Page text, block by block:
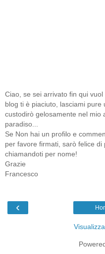
Ciao, se sei arrivato fin qui
blog ti è piaciuto, lasciami pure
custodirò gelosamente nel mio
paradiso...
Se Non hai un profilo e
per favore firmati, sarò felice di
chiamandoti per nome!
Grazie
Francesco
‹